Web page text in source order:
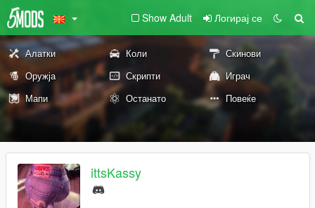
Show Adult Логирај се
Алатки Коли
Скинови
Оружја
Скрипти
Играч
Мапи
Останато Повеќе
ittsKassy